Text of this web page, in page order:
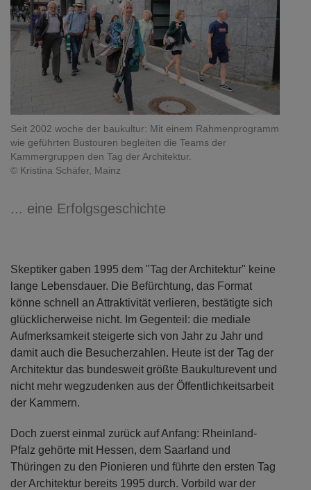
Seit 2002 woche der baukultur: Mit einem Rahmenprogramm
wie geführten Bustouren begleiten die Teams der
Kammergruppen den Tag der Architektur.
© Kristina Schäfer, Mainz
... eine Erfolgsgeschichte
Skeptiker gaben 1995 dem "Tag der Architektur" keine
lange Lebensdauer. Die Befürchtung, das Format
könne schnell an Attraktivität verlieren, bestätigte sich
glücklicherweise nicht. Im Gegenteil: die mediale
Aufmerksamkeit steigerte sich von Jahr zu Jahr und
damit auch die Besucherzahlen. Heute ist der Tag der
Architektur das bundesweit größte Baukulturevent und
nicht mehr wegzudenken aus der Öffentlichkeitsarbeit
der Kammern.
Doch zuerst einmal zurück auf Anfang: Rheinland-
Pfalz gehörte mit Hessen, dem Saarland und
Thüringen zu den Pionieren und führte den ersten Tag
der Architektur bereits 1995 durch. Vorbild war der